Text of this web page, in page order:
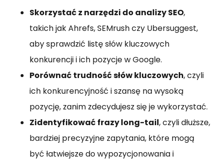
Skorzystać z narzędzi do analizy SEO,
takich jak Ahrefs, SEMrush czy Ubersuggest,
aby sprawdzić listę słów kluczowych
konkurencji i ich pozycje w Google.
Porównać trudność słów kluczowych, czyli
ich konkurencyjność i szansę na wysoką
pozycję, zanim zdecydujesz się je wykorzystać.
Zidentyfikować frazy long-tail, czyli dłuższe,
bardziej precyzyjne zapytania, które mogą
być łatwiejsze do wypozycjonowania i